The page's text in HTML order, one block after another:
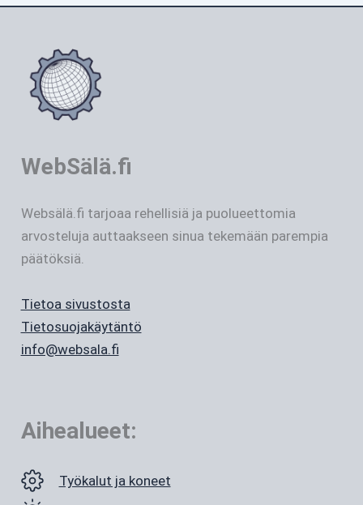
WebSälä.fi
Websälä.fi tarjoaa rehellisiä ja puolueettomia
arvosteluja auttaakseen sinua tekemään parempia
päätöksiä.
Tietoa sivustosta
Tietosuojakäytäntö
info@websala.fi
Aihealueet:
Työkalut ja koneet